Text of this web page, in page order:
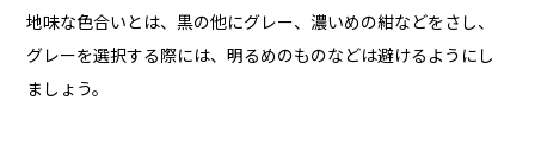
地味な色合いとは、黒の他にグレー、濃いめの紺などをさし、
グレーを選択する際には、明るめのものなどは避けるようにし
ましょう。